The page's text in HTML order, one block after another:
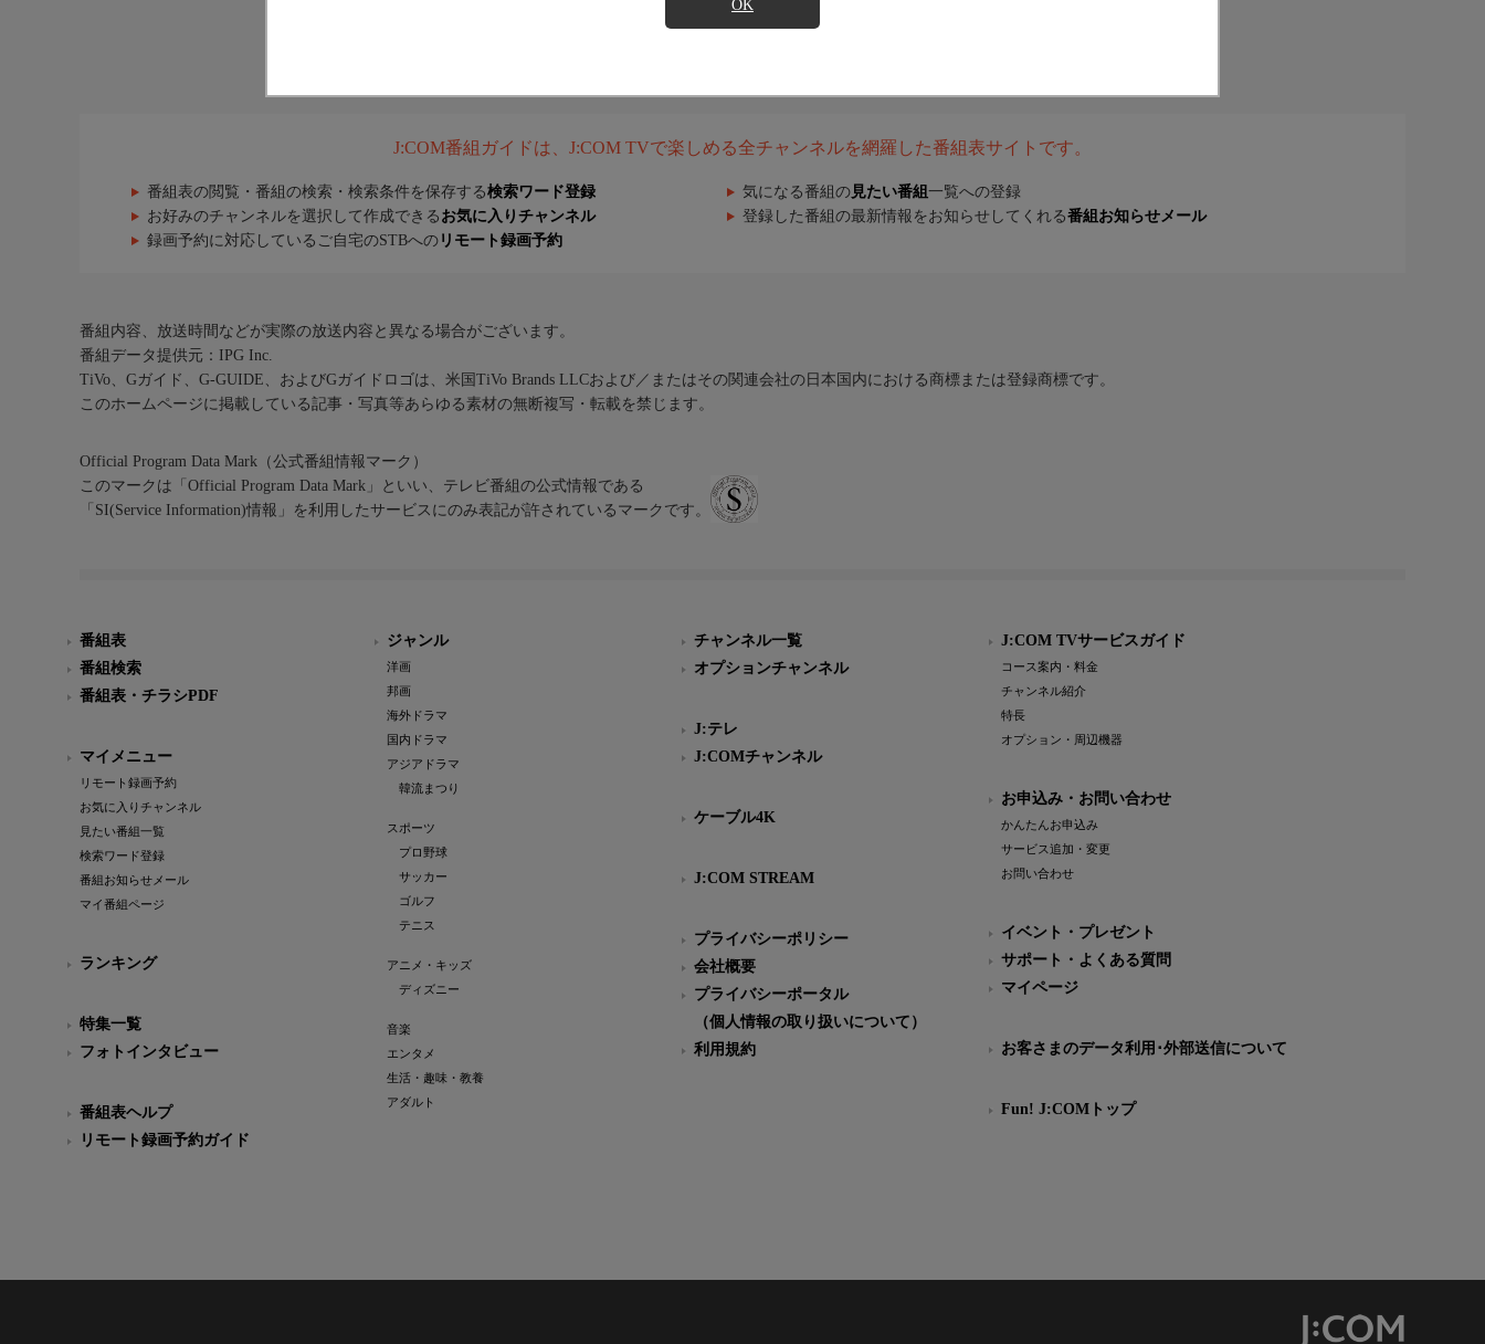
OK
J:COM番組ガイドは、J:COM TVで楽しめる全チャンネルを網羅した番組表サイトです。
番組表の閲覧・番組の検索・検索条件を保存する検索ワード登録 気になる番組の 見たい番組 一覧への登録
お好みのチャンネルを選択して作成できる お気に入りチャンネル 登録した番組の最新情報をお知らせしてくれる番組お知らせメール
録画予約に対応しているご自宅のSTBへの リモート録画予約
番組内容、放送時間などが実際の放送内容と異なる場合がございます。
番組データ提供元：IPG Inc.
TiVo、Gガイド、G-GUIDE、およびGガイドロゴは、米国TiVo Brands LLCおよび／またはその関連会社の日本国内における商標または登録商標です。
このホームページに掲載している記事・写真等あらゆる素材の無断複写・転載を禁じます。
Official Program Data Mark（公式番組情報マーク）
このマークは「Official Program Data Mark」といい、テレビ番組の公式情報である
「SI(Service Information)情報」を利用したサービスにのみ表記が許されているマークです。
番組表
番組検索
番組表・チラシPDF
マイメニュー
リモート録画予約
お気に入りチャンネル
見たい番組一覧
検索ワード登録
番組お知らせメール
マイ番組ページ
ランキング
特集一覧
フォトインタビュー
番組表ヘルプ
リモート録画予約ガイド
ジャンル
洋画
邦画
海外ドラマ
国内ドラマ
アジアドラマ
韓流まつり
スポーツ
プロ野球
サッカー
ゴルフ
テニス
アニメ・キッズ
ディズニー
音楽
エンタメ
生活・趣味・教養
アダルト
チャンネル一覧
オプションチャンネル
J:テレ
J:COMチャンネル
ケーブル4K
J:COM STREAM
プライバシーポリシー
会社概要
プライバシーポータル
（個人情報の取り扱いについて）
利用規約
J:COM TVサービスガイド
コース案内・料金
チャンネル紹介
特長
オプション・周辺機器
お申込み・お問い合わせ
かんたんお申込み
サービス追加・変更
お問い合わせ
イベント・プレゼント
サポート・よくある質問
マイページ
お客さまのデータ利用･外部送信について
Fun! J:COMトップ